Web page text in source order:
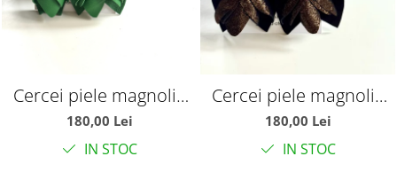
Cercei piele magnolie
verde
180,00 Lei
IN STOC
Cercei piele magnolie
maron stralucitor
180,00 Lei
IN STOC